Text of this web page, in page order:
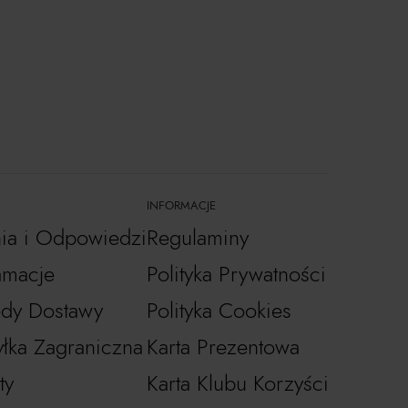
i Odpowiedzi
Dostawy
Zagraniczna
INFORMACJE
Regulaminy
Polityka Prywatności
Polityka Cookies
Karta Prezentowa
Karta Klubu Korzyści